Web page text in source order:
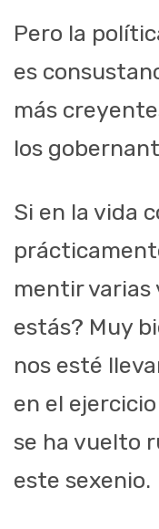
Pero la
es
más
los
Si en la vida
mentir varias
estás? Muy
nos esté
en el
se ha vuelto
este sexenio.